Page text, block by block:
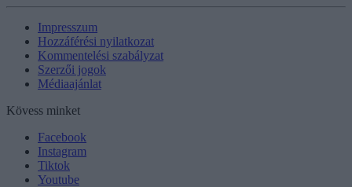
Impresszum
Hozzáférési nyilatkozat
Kommentelési szabályzat
Szerzői jogok
Médiaajánlat
Kövess minket
Facebook
Instagram
Tiktok
Youtube